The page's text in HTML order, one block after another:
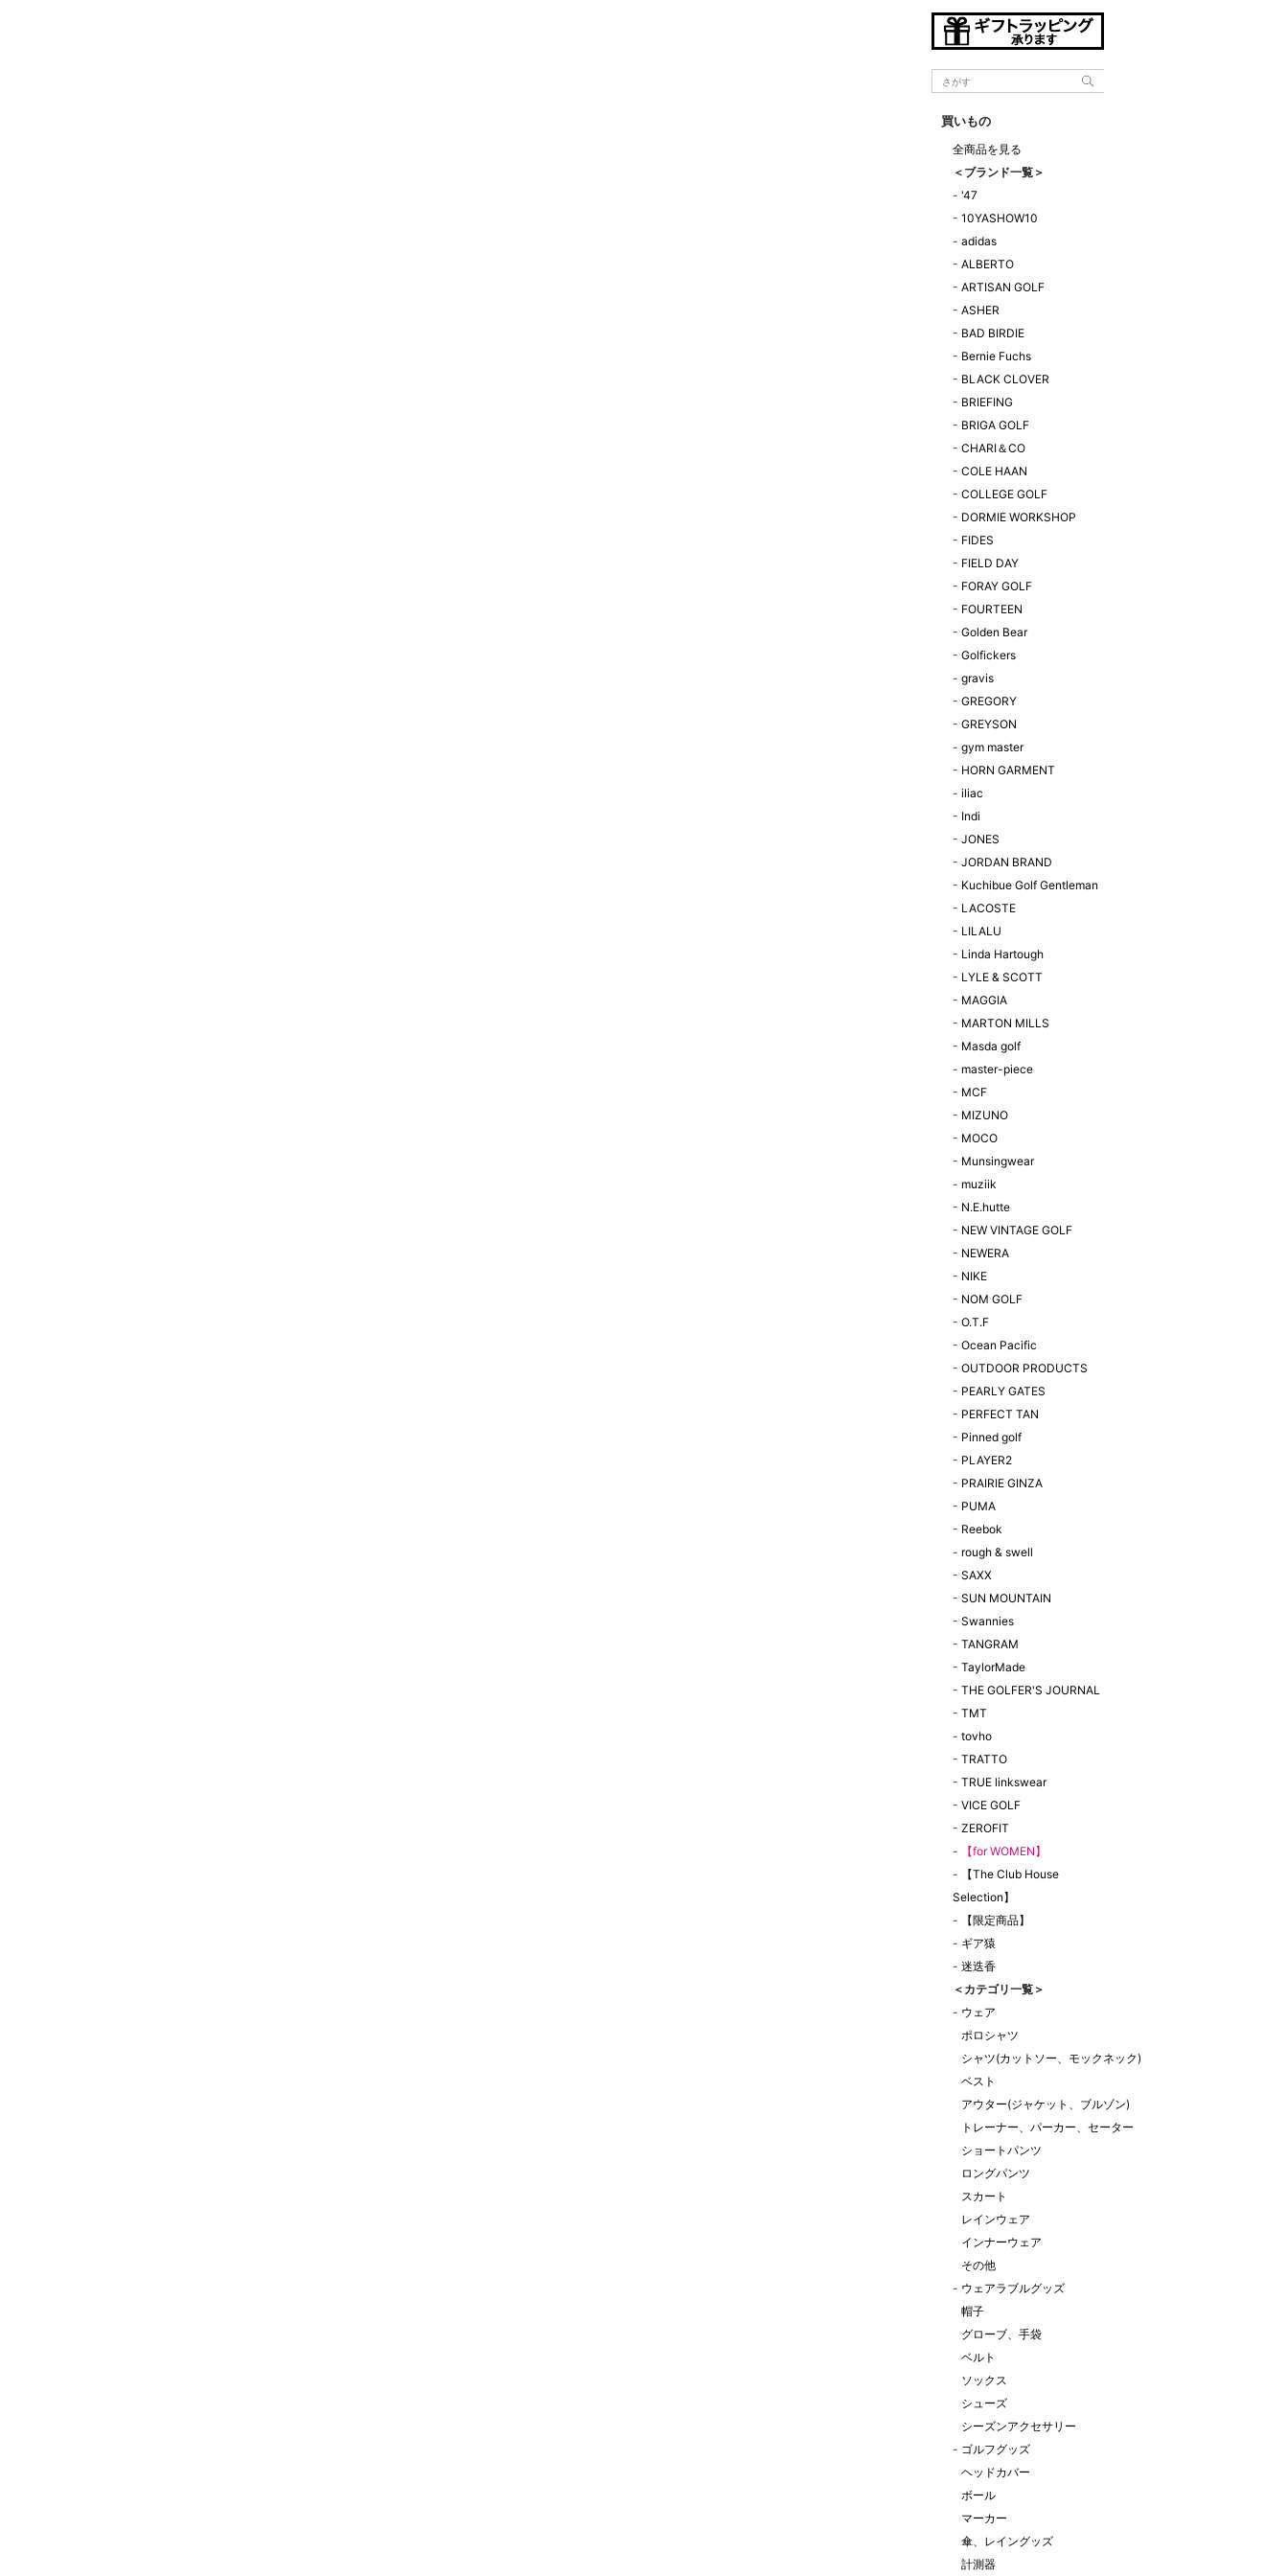
買いもの
全商品を見る
＜ブランド一覧＞
- '47
- 10YASHOW10
- adidas
- ALBERTO
- ARTISAN GOLF
- ASHER
- BAD BIRDIE
- Bernie Fuchs
- BLACK CLOVER
- BRIEFING
- BRIGA GOLF
- CHARI＆CO
- COLE HAAN
- COLLEGE GOLF
- DORMIE WORKSHOP
- FIDES
- FIELD DAY
- FORAY GOLF
- FOURTEEN
- Golden Bear
- Golfickers
- gravis
- GREGORY
- GREYSON
- gym master
- HORN GARMENT
- iliac
- Indi
- JONES
- JORDAN BRAND
- Kuchibue Golf Gentleman
- LACOSTE
- LILALU
- Linda Hartough
- LYLE & SCOTT
- MAGGIA
- MARTON MILLS
- Masda golf
- master-piece
- MCF
- MIZUNO
- MOCO
- Munsingwear
- muziik
- N.E.hutte
- NEW VINTAGE GOLF
- NEWERA
- NIKE
- NOM GOLF
- O.T.F
- Ocean Pacific
- OUTDOOR PRODUCTS
- PEARLY GATES
- PERFECT TAN
- Pinned golf
- PLAYER2
- PRAIRIE GINZA
- PUMA
- Reebok
- rough & swell
- SAXX
- SUN MOUNTAIN
- Swannies
- TANGRAM
- TaylorMade
- THE GOLFER'S JOURNAL
- TMT
- tovho
- TRATTO
- TRUE linkswear
- VICE GOLF
- ZEROFIT
-
【for WOMEN】
-
【The Club House
Selection】
-
【限定商品】
- ギア猿
- 迷迭香
＜カテゴリ一覧＞
- ウェア
ポロシャツ
シャツ(カットソー、モックネック)
ベスト
アウター(ジャケット、ブルゾン)
トレーナー、パーカー、セーター
ショートパンツ
ロングパンツ
スカート
レインウェア
インナーウェア
その他
- ウェアラブルグッズ
帽子
グローブ、手袋
ベルト
ソックス
シューズ
シーズンアクセサリー
- ゴルフグッズ
ヘッドカバー
ボール
マーカー
傘、レイングッズ
計測器